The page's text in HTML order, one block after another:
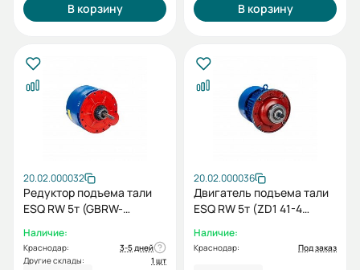
В корзину В корзину
20.02.000032
Редуктор подъема тали
ESQ RW 5т (GBRW-
Наличие:
Краснодар:
3-5 дней
Другие склады:
1 шт
20.02.000036
Двигатель подъема тали
ESQ RW 5т (ZD1 41-4
Наличие:
Краснодар: Под заказ